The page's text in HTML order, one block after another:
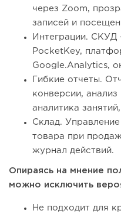
через Zoom,
записей и
Интеграции. СКУД
PocketKey,
Google.Analytics,
Гибкие отчеты.
конверсии,
аналитика
Склад.
товара при
журнал действий.
Опираясь на мнение
можно исключить
Не подходит для